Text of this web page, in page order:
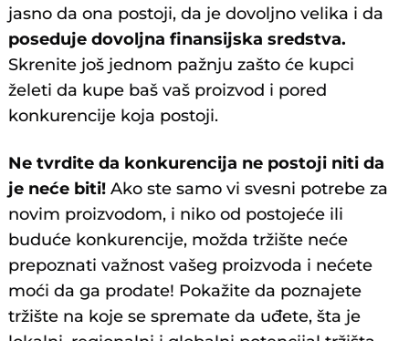
jasno da ona postoji, da je dovoljno velika i da
poseduje dovoljna finansijska sredstva.
Skrenite još jednom pažnju zašto će kupci
želeti da kupe baš vaš proizvod i pored
konkurencije koja postoji.
Ne tvrdite da konkurencija ne postoji niti da
je neće biti! Ako ste samo vi svesni potrebe za
novim proizvodom, i niko od postojeće ili
buduće konkurencije, možda tržište neće
prepoznati važnost vašeg proizvoda i nećete
moći da ga prodate! Pokažite da poznajete
tržište na koje se spremate da uđete, šta je